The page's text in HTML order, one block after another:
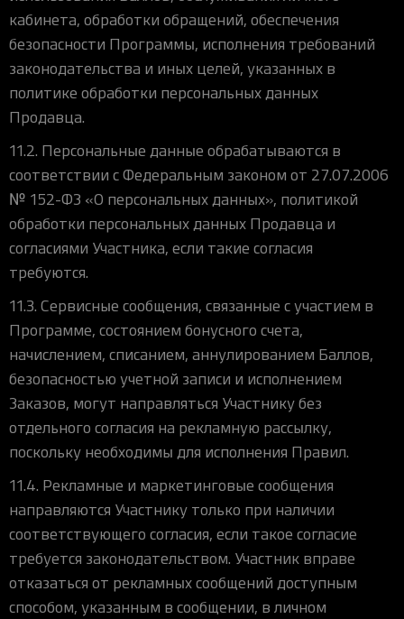
кабинета, обработки обращений, обеспечения
безопасности Программы, исполнения требований
законодательства и иных целей, указанных в
политике обработки персональных данных
Продавца.
11.2. Персональные данные обрабатываются в
соответствии с Федеральным законом от 27.07.2006
№ 152-ФЗ «О персональных данных», политикой
обработки персональных данных Продавца и
согласиями Участника, если такие согласия
требуются.
11.3. Сервисные сообщения, связанные с участием в
Программе, состоянием бонусного счета,
начислением, списанием, аннулированием Баллов,
безопасностью учетной записи и исполнением
Заказов, могут направляться Участнику без
отдельного согласия на рекламную рассылку,
поскольку необходимы для исполнения Правил.
11.4. Рекламные и маркетинговые сообщения
направляются Участнику только при наличии
соответствующего согласия, если такое согласие
требуется законодательством. Участник вправе
отказаться от рекламных сообщений доступным
способом, указанным в сообщении, в личном